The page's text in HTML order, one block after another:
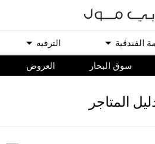
اﻟﻔﻨﺪﻗﻴﺔ اﻟﺘﺮﻓﻴﻪ
سوق البحار اﻟﻌﺮﻭﺽ
اﻟﻤﺘﺎﺟﺮ